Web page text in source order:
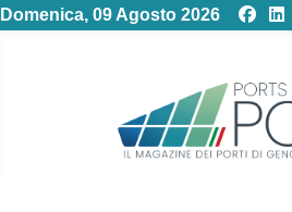
Domenica, 09 Agosto 2026